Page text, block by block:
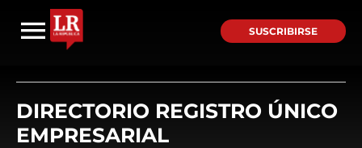
SUSCRIBIRSE
DIRECTORIO REGISTRO ÚNICO
EMPRESARIAL